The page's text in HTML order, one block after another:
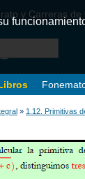
y Carreras de
» 1.12. Primitivas